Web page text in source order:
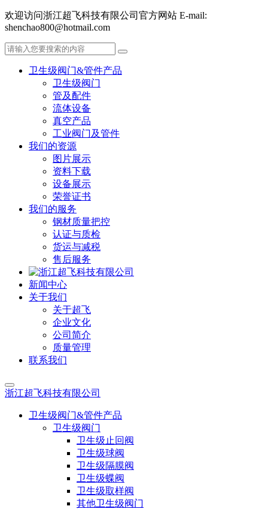
欢迎访问浙江超飞科技有限公司官方网站 E-mail:
shenchao800@hotmail.com
卫生级阀门&管件产品
卫生级阀门
管及配件
流体设备
真空产品
工业阀门及管件
我们的资源
图片展示
资料下载
设备展示
荣誉证书
我们的服务
钢材质量把控
认证与质检
货运与减税
售后服务
新闻中心
关于我们
关于超飞
企业文化
公司简介
质量管理
联系我们
浙江超飞科技有限公司
卫生级阀门&管件产品
卫生级阀门
卫生级止回阀
卫生级球阀
卫生级隔膜阀
卫生级蝶阀
卫生级取样阀
其他卫生级阀门